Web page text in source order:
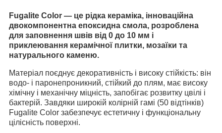
Fugalite Color — це рідка кераміка, інноваційна
двокомпонентна епоксидна смола, розроблена
для заповнення швів від 0 до 10 мм і
приклеювання керамічної плитки, мозаїки та
натурального каменю.
Матеріал поєднує декоративність і високу стійкість: він
водо- і паронепроникний, стійкий до плям, має високу
хімічну і механічну міцність, запобігає розвитку цвілі і
бактерій. Завдяки широкій колірній гамі (50 відтінків)
Fugalite Color забезпечує естетичну і функціональну
цілісність поверхні.